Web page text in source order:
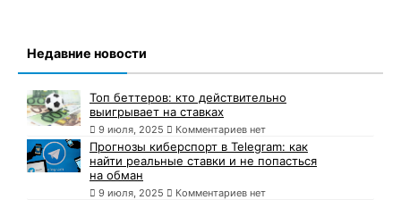
Недавние новости
Топ беттеров: кто действительно
выигрывает на ставках
9 июля, 2025 Комментариев нет
Прогнозы киберспорт в Telegram: как
найти реальные ставки и не попасться
на обман
9 июля, 2025 Комментариев нет